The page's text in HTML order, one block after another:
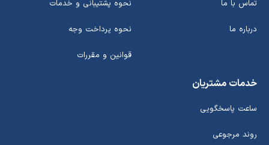
تماس با ما
درباره ما
نحوه پشتیبانی و خدمات
نحوه پرداخت وجه
قوانین و مقررات
خدمات مشتریان
ساعت پاسخگویی
روند مرجوعی